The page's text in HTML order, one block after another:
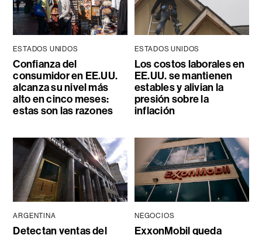
ESTADOS UNIDOS
Confianza del
consumidor en EE.UU.
alcanza su nivel más
alto en cinco meses:
estas son las razones
ESTADOS UNIDOS
Los costos laborales en
EE.UU. se mantienen
estables y alivian la
presión sobre la
inflación
ARGENTINA
Detectan ventas del
NEGOCIOS
ExxonMobil queda